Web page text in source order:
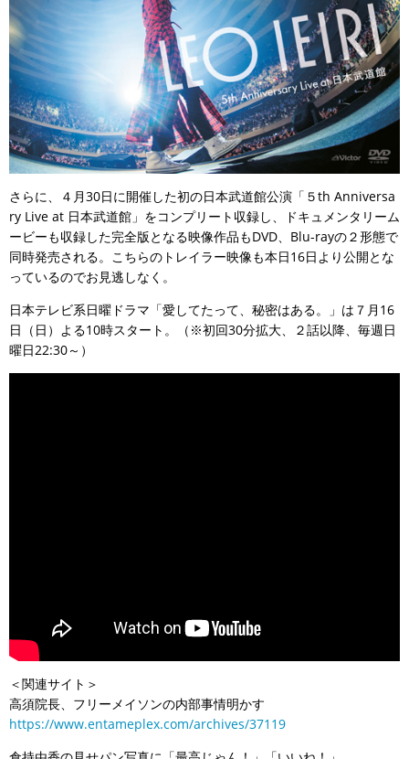
さらに、４月30日に開催した初の日本武道館公演「５th Anniversa
ry Live at 日本武道館」をコンプリート収録し、ドキュメンタリーム
ービーも収録した完全版となる映像作品もDVD、Blu-rayの２形態で
同時発売される。こちらのトレイラー映像も本日16日より公開とな
っているのでお見逃しなく。
日本テレビ系日曜ドラマ「愛してたって、秘密はある。」は７月16
日（日）よる10時スタート。（※初回30分拡大、２話以降、毎週日
曜日22:30～）
＜関連サイト＞
高須院長、フリーメイソンの内部事情明かす
https://www.entameplex.com/archives/37119